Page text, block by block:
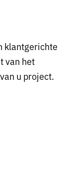
klantgerichte
van het
u project.